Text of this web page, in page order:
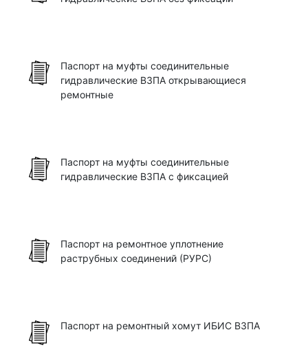
Паспорт на муфты соединительные
гидравлические ВЗПА открывающиеся
ремонтные
Паспорт на муфты соединительные
гидравлические ВЗПА с фиксацией
Паспорт на ремонтное уплотнение
раструбных соединений (РУРС)
Паспорт на ремонтный хомут ИБИС ВЗПА